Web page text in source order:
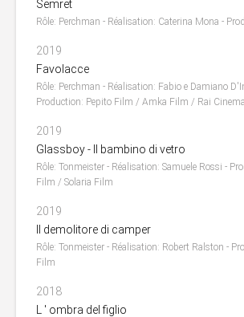
Semret
Rôle: Perchman - Réalisation: Caterina Mona -
2019
Favolacce
Rôle: Perchman - Réalisation: Fabio e Damiano
Production: Pepito Film / Amka Film / Rai Cinema
2019
Glassboy - Il bambino di vetro
Rôle: Tonmeister - Réalisation: Samuele Rossi -
Film / Solaria Film
2019
Il demolitore di camper
Rôle: Tonmeister - Réalisation: Robert Ralston -
Film
2018
L ' ombra del figlio